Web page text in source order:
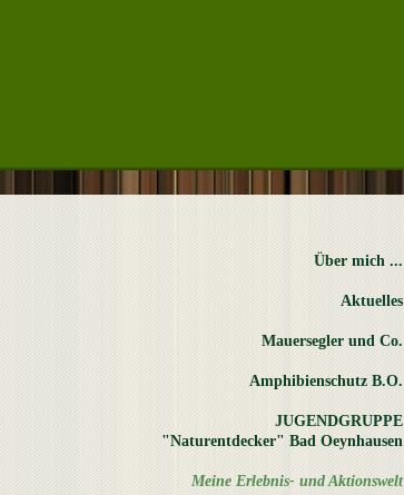
Über mich ...
Aktuelles
Mauersegler und Co.
Amphibienschutz B.O.
JUGENDGRUPPE
"Naturentdecker" Bad Oeynhausen
Meine Erlebnis- und Aktionswelt